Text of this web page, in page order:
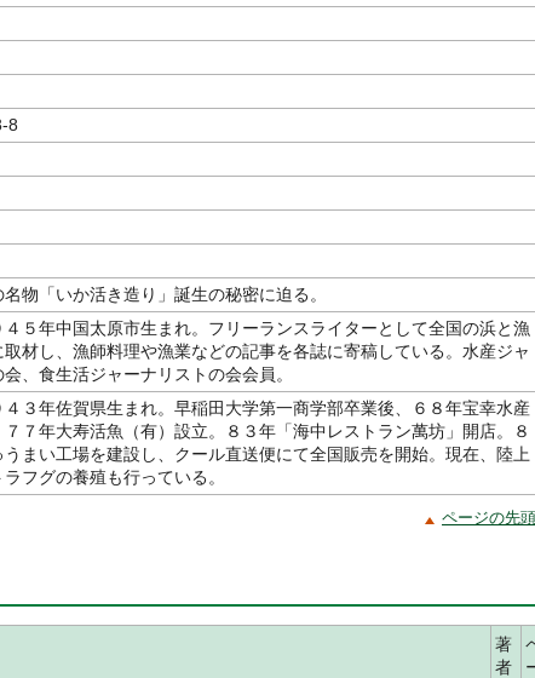
8
物「いか活き造り」誕生の秘密に迫る。
４５年中国太原市生まれ。フリーランスライターとして全国の浜と漁
取材し、漁師料理や漁業などの記事を各誌に寄稿している。水産ジャ
、食生活ジャーナリストの会会員。
４３年佐賀県生まれ。早稲田大学第一商学部卒業後、６８年宝幸水産
７７年大寿活魚（有）設立。８３年「海中レストラン萬坊」開店。８
うまい工場を建設し、クール直送便にて全国販売を開始。現在、陸上
フグの養殖も行っている。
ページの先
著
者